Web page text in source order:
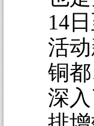
14
活
铜
深